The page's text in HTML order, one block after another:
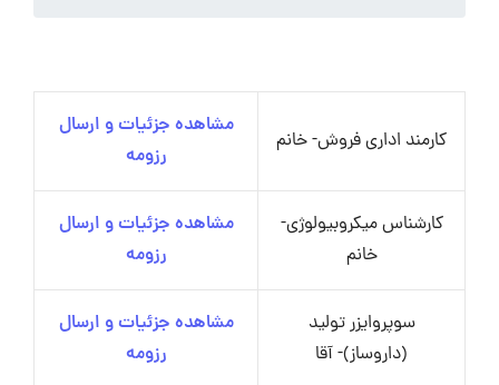
کارمند اداری فروش- خانم
مشاهده جزئیات و ارسال
رزومه
کارشناس میکروبیولوژی-
خانم
مشاهده جزئیات و ارسال
رزومه
سوپروایزر تولید
(داروساز)- آقا
مشاهده جزئیات و ارسال
رزومه